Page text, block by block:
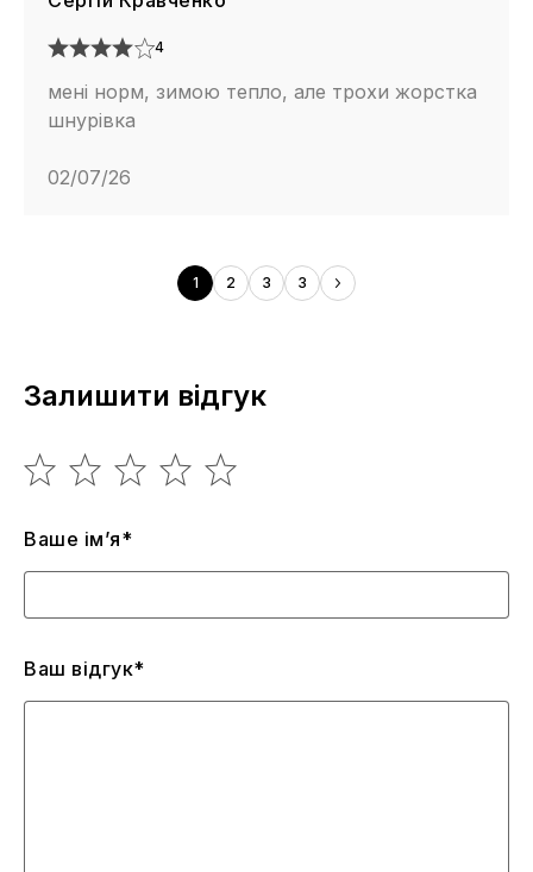
4
мені норм, зимою тепло, але трохи жорстка
шнурівка
02/07/26
1 2 3 3
Залишити відгук
Ваше ім’я*
Ваш відгук*